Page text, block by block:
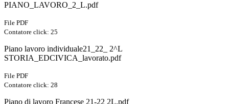
PIANO_LAVORO_2_L.pdf
File PDF
Contatore click: 25
Piano lavoro individuale21_22_ 2^L
STORIA_EDCIVICA_lavorato.pdf
File PDF
Contatore click: 28
Piano di lavoro Francese 21-22 2L.pdf